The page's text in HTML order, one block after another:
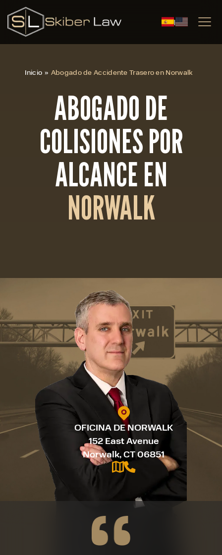
|
Inicio » Abogado de Accidente Trasero en Norwalk
ABOGADO DE
COLISIONES POR
ALCANCE EN
NORWALK
OFICINA DE NORWALK
152 East Avenue
Norwalk, CT 06851